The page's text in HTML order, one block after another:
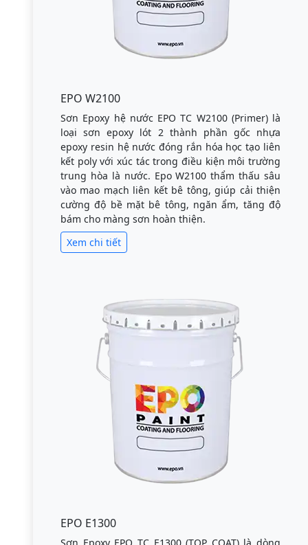
EPO W2100
Sơn Epoxy hệ nước EPO TC W2100 (Primer) là
loại sơn epoxy lót 2 thành phần gốc nhựa
epoxy resin hệ nước đóng rắn hóa học tạo liên
kết poly với xúc tác trong điều kiện môi trường
trung hòa là nước. Epo W2100 thẩm thấu sâu
vào mao mạch liên kết bê tông, giúp cải thiện
cường độ bề mặt bê tông, ngăn ẩm, tăng độ
bám cho màng sơn hoàn thiện.
Xem chi tiết
EPO E1300